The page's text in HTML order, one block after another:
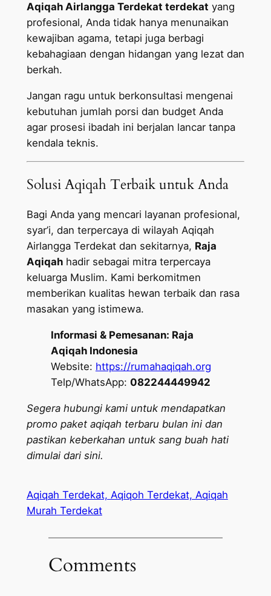
Aqiqah Airlangga Terdekat terdekat yang
profesional, Anda tidak hanya menunaikan
kewajiban agama, tetapi juga berbagi
kebahagiaan dengan hidangan yang lezat dan
berkah.
Jangan ragu untuk berkonsultasi mengenai
kebutuhan jumlah porsi dan budget Anda
agar prosesi ibadah ini berjalan lancar tanpa
kendala teknis.
Solusi Aqiqah Terbaik untuk Anda
Bagi Anda yang mencari layanan profesional,
syar’i, dan terpercaya di wilayah Aqiqah
Airlangga Terdekat dan sekitarnya, Raja
Aqiqahhadir sebagai mitra terpercaya
keluarga Muslim. Kami berkomitmen
memberikan kualitas hewan terbaik dan rasa
masakan yang istimewa.
Informasi & Pemesanan: Raja
Aqiqah Indonesia
Website: https://rumahaqiqah.org
Telp/WhatsApp: 082244449942
Segera hubungi kami untuk mendapatkan
promo paket aqiqah terbaru bulan ini dan
pastikan keberkahan untuk sang buah hati
dimulai dari sini.
Aqiqah Terdekat, Aqiqoh Terdekat, Aqiqah
Murah Terdekat
Comments